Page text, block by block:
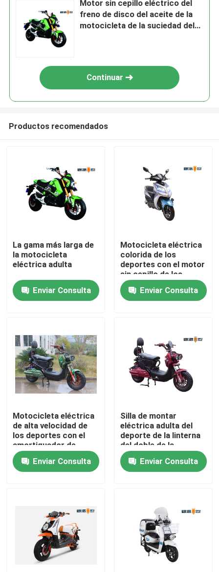
Inicio
Contactos
Productos
VR Show
Vespa eléctrica del ciclomotor
Vespa del motor eléctrico
vespa del equilibrio eléctrico
Vespa eléctrica del pedal
Motor sin cepillo eléctrico del
freno de disco del aceite de la
motocicleta de la suciedad del
Continuar
Productos recomendados
La gama más larga de
la motocicleta
eléctrica adulta
Enviar Consulta
Motocicleta eléctrica
colorida de los
deportes con el motor
sin cepillo de los
pedales 800W DC
Enviar Consulta
Motocicleta eléctrica
de alta velocidad de
los deportes con el
amortiguador de
choque grueso del
saco hinchable
posterior
Enviar Consulta
Silla de montar
eléctrica adulta del
deporte de la linterna
del doble de la
motocicleta del estilo
frescoEnviar Consulta